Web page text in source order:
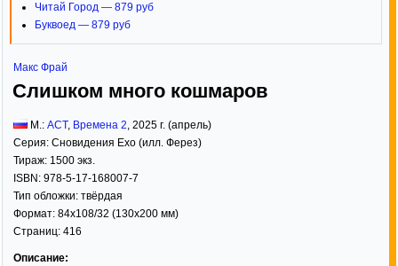
Читай Город — 879 руб
Буквоед — 879 руб
Макс Фрай
Слишком много кошмаров
М.: АСТ, Времена 2, 2025 г. (апрель)
Серия: Сновидения Ехо (илл. Ферез)
Тираж: 1500 экз.
ISBN: 978-5-17-168007-7
Тип обложки: твёрдая
Формат: 84x108/32 (130x200 мм)
Страниц: 416
Описание: